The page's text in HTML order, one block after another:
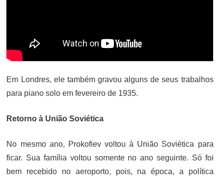
Em Londres, ele também gravou alguns de seus trabalhos
para piano solo em fevereiro de 1935.
Retorno à União Soviética
No mesmo ano, Prokofiev voltou à União Soviética para
ficar. Sua família voltou somente no ano seguinte. Só foi
bem recebido no aeroporto, pois, na época, a política